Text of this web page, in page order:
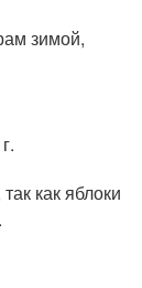
зимой,
как яблоки